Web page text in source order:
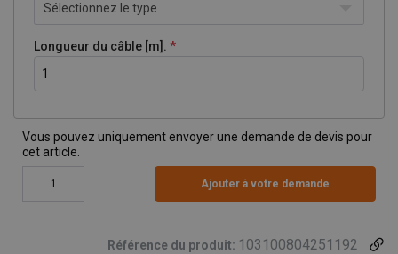
Sélectionnez le type
Longueur du câble [m].
Vous pouvez uniquement envoyer une demande de devis pour
cet article.
Ajouter à votre demande
Référence du produit: 103100804251192